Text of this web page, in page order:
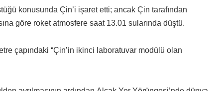
konusunda Çin’i işaret etti; ancak Çin tarafından
göre roket atmosfere saat 13.01 sularında düştü.
çapındaki “Çin’in ikinci laboratuvar modülü olan